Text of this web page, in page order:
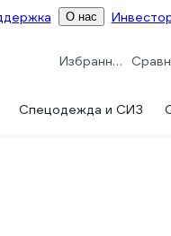
О нас
Избранное
Спецодежда и СИЗ